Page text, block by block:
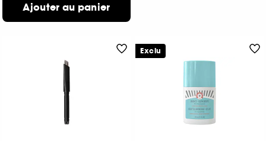
Ajouter au panier
Exclu